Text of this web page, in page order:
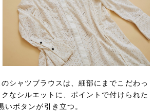
のシャツブラウスは、細部にまでこだわっ
クなシルエットに、ポイントで付けられた
いボタンが引き立つ。